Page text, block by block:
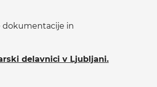
dokumentacije in
delavnici v Ljubljani.